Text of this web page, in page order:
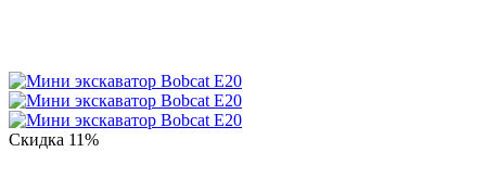
Скидка 11%